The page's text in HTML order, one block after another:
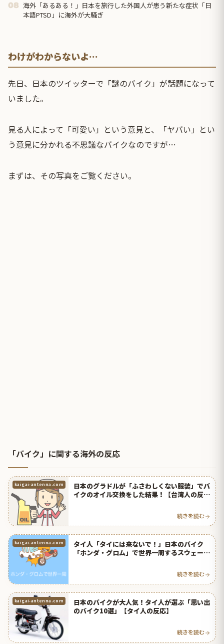
08 海外「あるある！」日本を旅行した外国人が患う新たな症状「日
本語PTSD」に海外が大騒ぎ
わけがわからないよ…
先日、日本のツイッターで「謎のバイク」が話題になって
いました。
見る人によって「可愛い」という意見と、「ヤバい」とい
う意見に分かれる不思議なバイクなのですが…
まずは、その写真をご覧ください。
「バイク」に関する海外の反応
kaigai-antenna.com
日本のグラドルが「ふさわしくない服装」でバ
イクのオイル交換をした結果！【台湾人の反
続きを読む
kaigai-antenna.com
タイ人「タイには来ないで！」日本のバイク
「ホンダ・グロム」で世界一周するスウェーデ
続きを読む
kaigai-antenna.com
日本のバイクが大人気！タイ人が選ぶ「思い出
のバイク10選」【タイ人の反応】
続きを読む